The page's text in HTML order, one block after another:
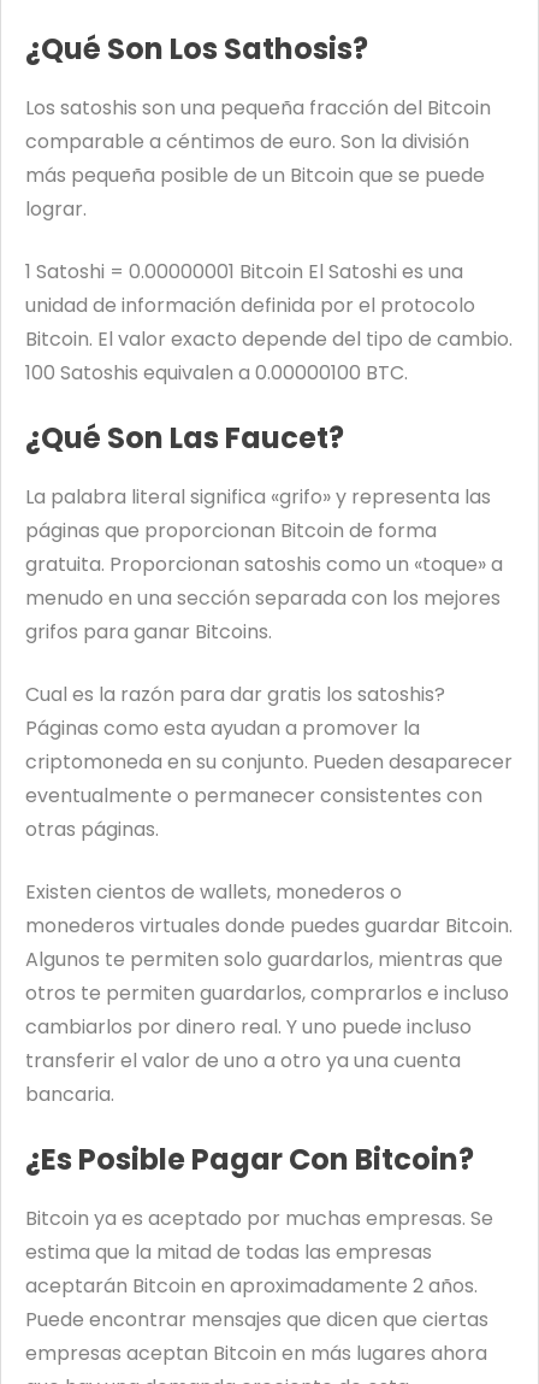
¿Qué Son Los Sathosis?
Los satoshis son una pequeña fracción del Bitcoin
comparable a céntimos de euro. Son la división
más pequeña posible de un Bitcoin que se puede
lograr.
1 Satoshi = 0.00000001 Bitcoin El Satoshi es una
unidad de información definida por el protocolo
Bitcoin. El valor exacto depende del tipo de cambio.
100 Satoshis equivalen a 0.00000100 BTC.
¿Qué Son Las Faucet?
La palabra literal significa «grifo» y representa las
páginas que proporcionan Bitcoin de forma
gratuita. Proporcionan satoshis como un «toque» a
menudo en una sección separada con los mejores
grifos para ganar Bitcoins.
Cual es la razón para dar gratis los satoshis?
Páginas como esta ayudan a promover la
criptomoneda en su conjunto. Pueden desaparecer
eventualmente o permanecer consistentes con
otras páginas.
Existen cientos de wallets, monederos o
monederos virtuales donde puedes guardar Bitcoin.
Algunos te permiten solo guardarlos, mientras que
otros te permiten guardarlos, comprarlos e incluso
cambiarlos por dinero real. Y uno puede incluso
transferir el valor de uno a otro ya una cuenta
bancaria.
¿Es Posible Pagar Con Bitcoin?
Bitcoin ya es aceptado por muchas empresas. Se
estima que la mitad de todas las empresas
aceptarán Bitcoin en aproximadamente 2 años.
Puede encontrar mensajes que dicen que ciertas
empresas aceptan Bitcoin en más lugares ahora